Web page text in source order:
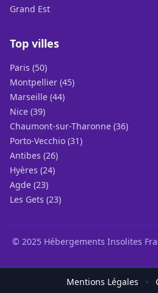
Grand Est
Top villes
Paris (50)
Montpellier (45)
Marseille (44)
Nice (39)
Chaumont-sur-Tharonne (36)
Porto-Vecchio (31)
Antibes (26)
Hyères (24)
Agde (23)
Les Gets (23)
© 2025 Hébergements Insolites
Mentions Légales ·